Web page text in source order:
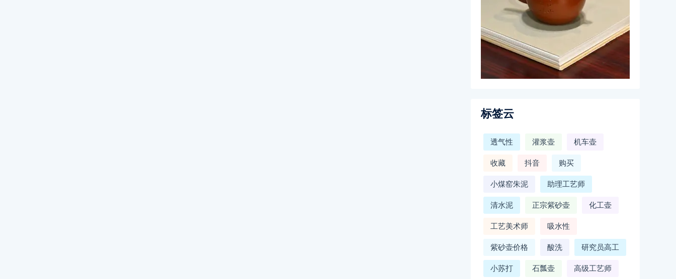
标签云
透气性 灌浆壶 机车壶
收藏 抖音 购买
小煤窑朱泥 助理工艺师
清水泥 正宗紫砂壶 化工壶
工艺美术师 吸水性
紫砂壶价格 酸洗 研究员高工
小苏打 石瓢壶 高级工艺师